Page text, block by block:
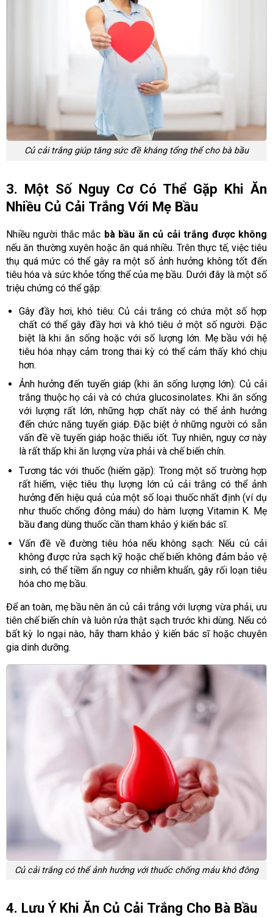
Củ cải trắng giúp tăng sức đề kháng tổng thể cho bà bầu
3. Một Số Nguy Cơ Có Thể Gặp Khi Ăn
Nhiều Củ Cải Trắng Với Mẹ Bầu
Nhiều người thắc mắc bà bầu ăn củ cải trắng được không
nếu ăn thường xuyên hoặc ăn quá nhiều. Trên thực tế, việc tiêu
thụ quá mức có thể gây ra một số ảnh hưởng không tốt đến
tiêu hóa và sức khỏe tổng thể của mẹ bầu. Dưới đây là một số
triệu chứng có thể gặp:
Gây đầy hơi, khó tiêu: Củ cải trắng có chứa một số hợp
chất có thể gây đầy hơi và khó tiêu ở một số người. Đặc
biệt là khi ăn sống hoặc với số lượng lớn. Mẹ bầu với hệ
tiêu hóa nhạy cảm trong thai kỳ có thể cảm thấy khó chịu
hơn.
Ảnh hưởng đến tuyến giáp (khi ăn sống lượng lớn): Củ cải
trắng thuộc họ cải và có chứa glucosinolates. Khi ăn sống
với lượng rất lớn, những hợp chất này có thể ảnh hưởng
đến chức năng tuyến giáp. Đặc biệt ở những người có sẵn
vấn đề về tuyến giáp hoặc thiếu iốt. Tuy nhiên, nguy cơ này
là rất thấp khi ăn lượng vừa phải và chế biến chín.
Tương tác với thuốc (hiếm gặp): Trong một số trường hợp
rất hiếm, việc tiêu thụ lượng lớn củ cải trắng có thể ảnh
hưởng đến hiệu quả của một số loại thuốc nhất định (ví dụ
như thuốc chống đông máu) do hàm lượng Vitamin K. Mẹ
bầu đang dùng thuốc cần tham khảo ý kiến bác sĩ.
Vấn đề về đường tiêu hóa nếu không sạch: Nếu củ cải
không được rửa sạch kỹ hoặc chế biến không đảm bảo vệ
sinh, có thể tiềm ẩn nguy cơ nhiễm khuẩn, gây rối loạn tiêu
hóa cho mẹ bầu.
Để an toàn, mẹ bầu nên ăn củ cải trắng với lượng vừa phải, ưu
tiên chế biến chín và luôn rửa thật sạch trước khi dùng. Nếu có
bất kỳ lo ngại nào, hãy tham khảo ý kiến bác sĩ hoặc chuyên
gia dinh dưỡng.
Củ cải trắng có thể ảnh hưởng với thuốc chống máu khó đông
4. Lưu Ý Khi Ăn Củ Cải Trắng Cho Bà Bầu